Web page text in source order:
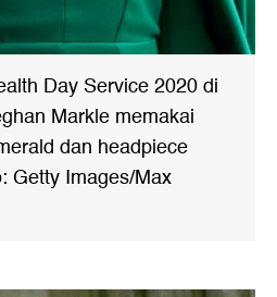
Day Service 2020 di
Markle memakai
dan headpiece
Getty Images/Max